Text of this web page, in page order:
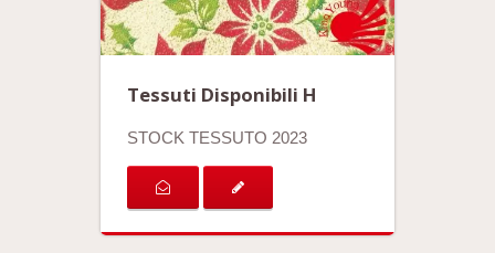
Tessuti Disponibili H
STOCK TESSUTO 2023